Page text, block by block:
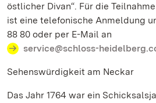
östlicher Divan“. Für die
ist eine telefonische Anmeldung
88 80 oder per E-Mail an
service@schloss-
Sehenswürdigkeit am Neckar
Das Jahr 1764 war ein